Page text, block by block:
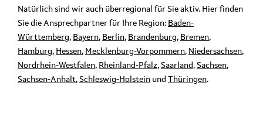
Natürlich sind wir auch überregional für Sie aktiv. Hier finden
Sie die Ansprechpartner für Ihre Region: Baden-
Württemberg, Bayern, Berlin, Brandenburg, Bremen,
Hamburg, Hessen, Mecklenburg-Vorpommern, Niedersachsen,
Nordrhein-Westfalen, Rheinland-Pfalz, Saarland, Sachsen,
Sachsen-Anhalt, Schleswig-Holstein und Thüringen.